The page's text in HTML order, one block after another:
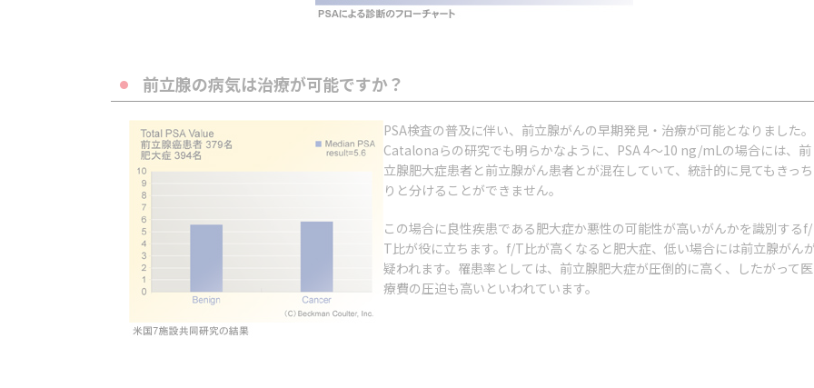
前立腺の病気は治療が可能ですか？
PSA検査の普及に伴い、前立腺がんの早期発見・治療が可能となりました。
Catalonaらの研究でも明らかなように、PSA 4～10 ng/mLの場合には、前
立腺肥大症患者と前立腺がん患者とが混在していて、統計的に見てもきっち
りと分けることができません。
この場合に良性疾患である肥大症か悪性の可能性が高いがんかを識別するf/
T比が役に立ちます。f/T比が高くなると肥大症、低い場合には前立腺がん
疑われます。罹患率としては、前立腺肥大症が圧倒的に高く、したがって医
療費の圧迫も高いといわれています。